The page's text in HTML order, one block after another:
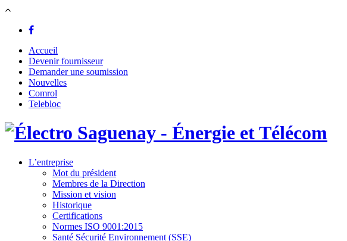
Accueil
Devenir fournisseur
Demander une soumission
Nouvelles
Comrol
Telebloc
L’entreprise
Mot du président
Membres de la Direction
Mission et vision
Historique
Certifications
Normes ISO 9001:2015
Santé Sécurité Environnement (SSE)